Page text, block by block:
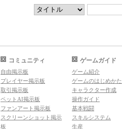
コミュニティ
自由掲示板
プレイヤー掲示板
取引掲示板
ペットAI掲示板
ファンアート掲示板
スクリーンショット掲示
板
ゲームガイド
ゲーム紹介
ゲームのはじめかた
キャラクター作成
操作ガイド
基本戦闘
スキルシステム
生産